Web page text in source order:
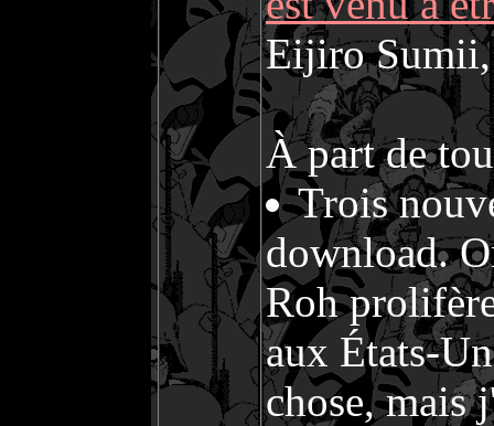
Eijiro Sumii,
À part de
Trois
download.
Roh
aux États-
chose, mais